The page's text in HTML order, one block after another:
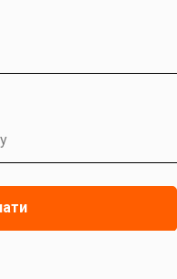
адресу для відправки
суми